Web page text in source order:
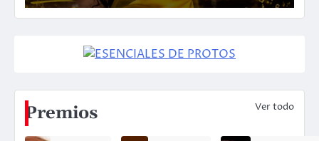
Premios Ver todo